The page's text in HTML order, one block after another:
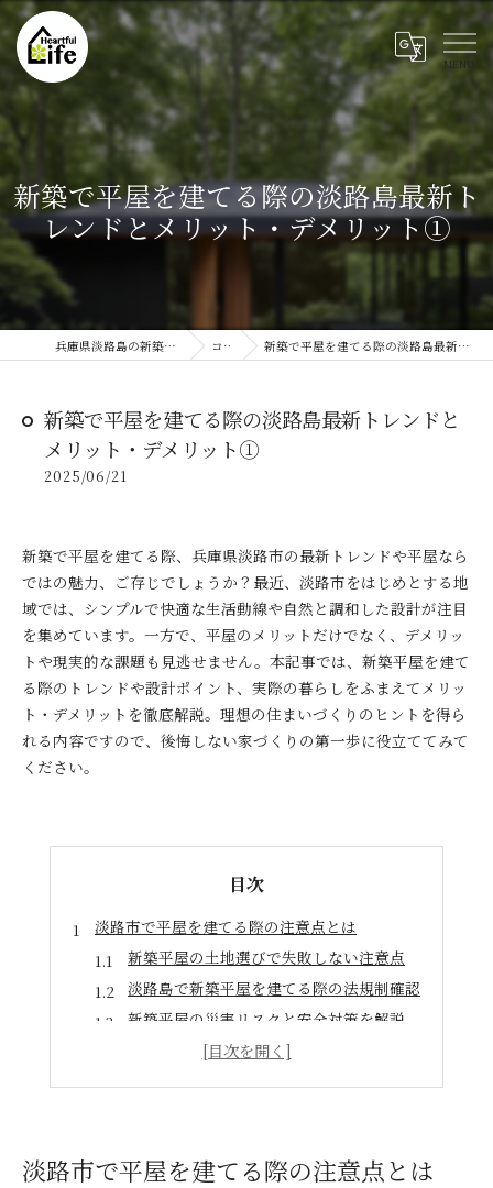
新築で平屋を建てる際の淡路島最新ト
レンドとメリット・デメリット①
兵庫県淡路島の新築ならハートフルライフ コラム 新築で平屋を建てる際の淡路島最新トレンドとメリット・デメリット①
新築で平屋を建てる際の淡路島最新トレンドと
メリット・デメリット①
2025/06/21
新築で平屋を建てる際、兵庫県淡路市の最新トレンドや平屋なら
ではの魅力、ご存じでしょうか？最近、淡路市をはじめとする地
域では、シンプルで快適な生活動線や自然と調和した設計が注目
を集めています。一方で、平屋のメリットだけでなく、デメリッ
トや現実的な課題も見逃せません。本記事では、新築平屋を建て
る際のトレンドや設計ポイント、実際の暮らしをふまえてメリッ
ト・デメリットを徹底解説。理想の住まいづくりのヒントを得ら
れる内容ですので、後悔しない家づくりの第一歩に役立ててみて
ください。
目次
淡路市で平屋を建てる際の注意点とは
新築平屋の土地選びで失敗しない注意点
淡路島で新築平屋を建てる際の法規制確認
新築平屋の災害リスクと安全対策を解説
新築平屋のメンテナンス費用も要注意
淡路市で平屋を建てる際の注意点とは